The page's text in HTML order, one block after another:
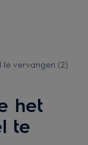
te vervangen (2)
het
te